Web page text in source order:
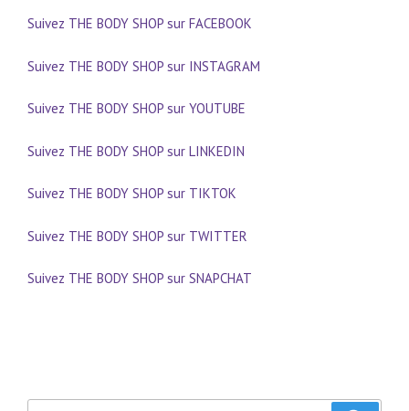
Suivez THE BODY SHOP sur FACEBOOK
Suivez THE BODY SHOP sur INSTAGRAM
Suivez THE BODY SHOP sur YOUTUBE
Suivez THE BODY SHOP sur LINKEDIN
Suivez THE BODY SHOP sur TIKTOK
Suivez THE BODY SHOP sur TWITTER
Suivez THE BODY SHOP sur SNAPCHAT